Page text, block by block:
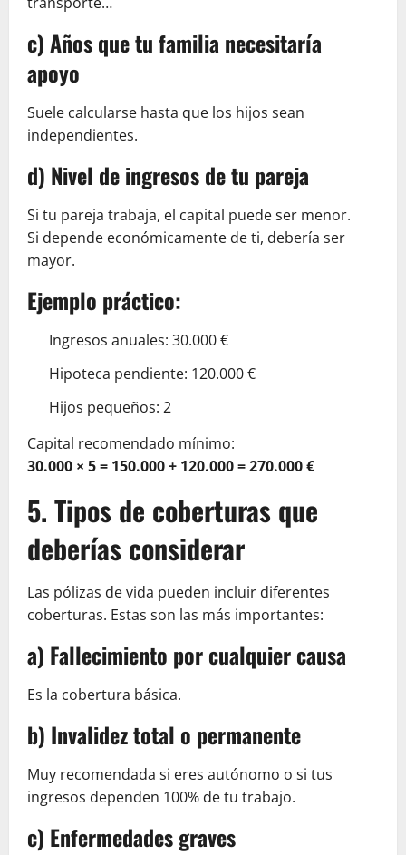
c) Años que tu familia necesitaría
apoyo
Suele calcularse hasta que los hijos sean
independientes.
d) Nivel de ingresos de tu pareja
Si tu pareja trabaja, el capital puede ser menor.
Si depende económicamente de ti, debería ser
mayor.
Ejemplo práctico:
Ingresos anuales: 30.000 €
Hipoteca pendiente: 120.000 €
Hijos pequeños: 2
Capital recomendado mínimo:
30.000 × 5 = 150.000 + 120.000 = 270.000 €
5. Tipos de coberturas que
deberías considerar
Las pólizas de vida pueden incluir diferentes
coberturas. Estas son las más importantes:
a) Fallecimiento por cualquier causa
Es la cobertura básica.
b) Invalidez total o permanente
Muy recomendada si eres autónomo o si tus
ingresos dependen 100% de tu trabajo.
c) Enfermedades graves